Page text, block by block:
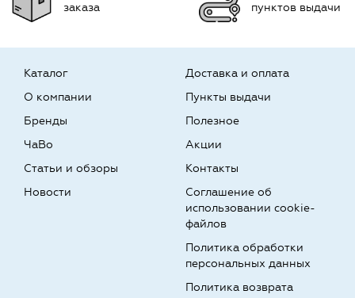
заказа
пунктов выдачи
Каталог
О компании
Бренды
Доставка и оплата
Пункты выдачи
Полезное
ЧаВо
Статьи и обзоры
Новости
Акции
Контакты
Соглашение об
использовании cookie-
файлов
Политика обработки
персональных данных
Политика возврата